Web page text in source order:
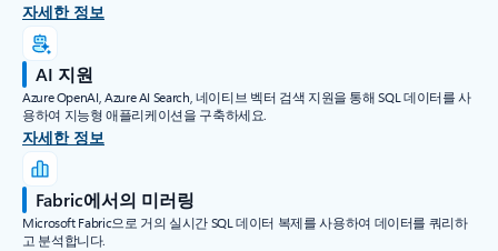
자세한 정보
AI 지원
Azure OpenAI, Azure AI Search, 네이티브 벡터 검색 지원을 통해 SQL 데이터를 사
용하여 지능형 애플리케이션을 구축하세요.
자세한 정보
Fabric에서의 미러링
Microsoft Fabric으로 거의 실시간 SQL 데이터 복제를 사용하여 데이터를 쿼리하
고 분석합니다.